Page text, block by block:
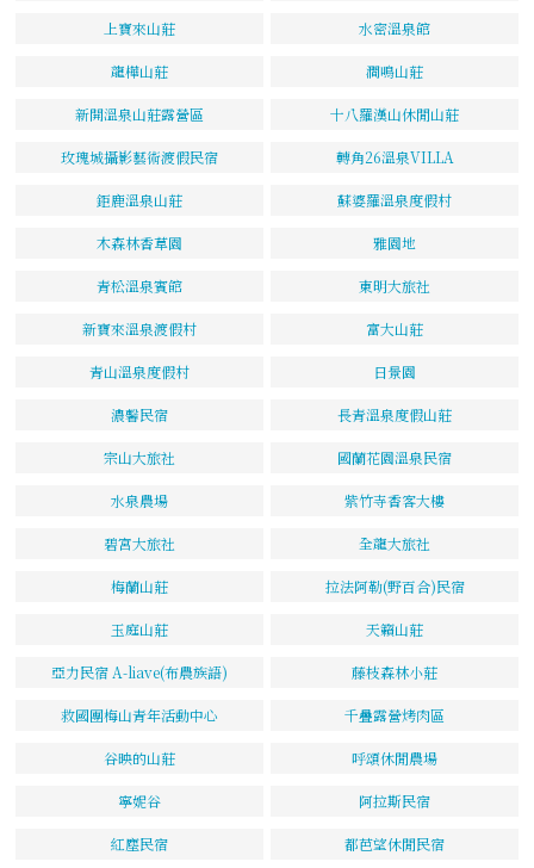
上寶來山莊 水密溫泉館
龍樺山莊 澗鳴山莊
新開溫泉山莊露營區 十八羅漢山休閒山莊
玫瑰城攝影藝術渡假民宿 轉角26溫泉VILLA
鉅鹿溫泉山莊 蘇婆羅溫泉度假村
木森林香草園 雅園地
青松溫泉賓館 東明大旅社
新寶來溫泉渡假村 富大山莊
青山溫泉度假村 日景園
濃馨民宿 長青溫泉度假山莊
宗山大旅社 國蘭花園溫泉民宿
水泉農場 紫竹寺香客大樓
碧宮大旅社 全龍大旅社
梅蘭山莊 拉法阿勒(野百合)民宿
玉庭山莊 天籟山莊
亞力民宿 A-liave(布農族語) 藤枝森林小莊
救國團梅山青年活動中心 千疊露營烤肉區
谷映的山莊 呼頌休閒農場
寧妮谷 阿拉斯民宿
紅塵民宿 都芭望休閒民宿